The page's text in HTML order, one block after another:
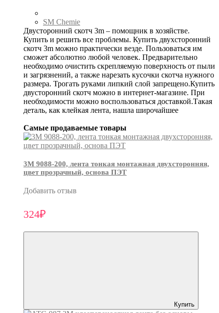
SM Chemie
Двусторонний скотч 3m – помощник в хозяйстве.
Купить и решить все проблемы. Купить двухсторонний
скотч 3m можно практически везде. Пользоваться им
сможет абсолютно любой человек. Предварительно
необходимо очистить скрепляемую поверхность от пыли
и загрязнений, а также нарезать кусочки скотча нужного
размера. Трогать руками липкий слой запрещено.Купить
двусторонний скотч можно в интернет-магазине. При
необходимости можно воспользоваться доставкой.Такая
деталь, как клейкая лента, нашла широчайшее
Самые продаваемые товары
3М 9088-200, лента тонкая монтажная двухсторонняя,
цвет прозрачный, основа ПЭТ
Добавить отзыв
324₽
Купить